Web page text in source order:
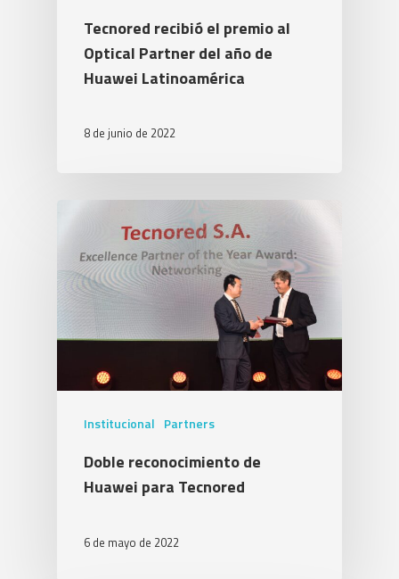
Tecnored recibió el premio al
Optical Partner del año de
Huawei Latinoamérica
8 de junio de 2022
Institucional Partners
Doble reconocimiento de
Huawei para Tecnored
6 de mayo de 2022